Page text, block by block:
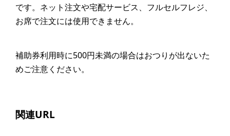
です。ネット注文や宅配サービス、フルセルフレジ、
お席で注文には使用できません。
補助券利用時に500円未満の場合はおつりが出ないた
めご注意ください。
関連URL